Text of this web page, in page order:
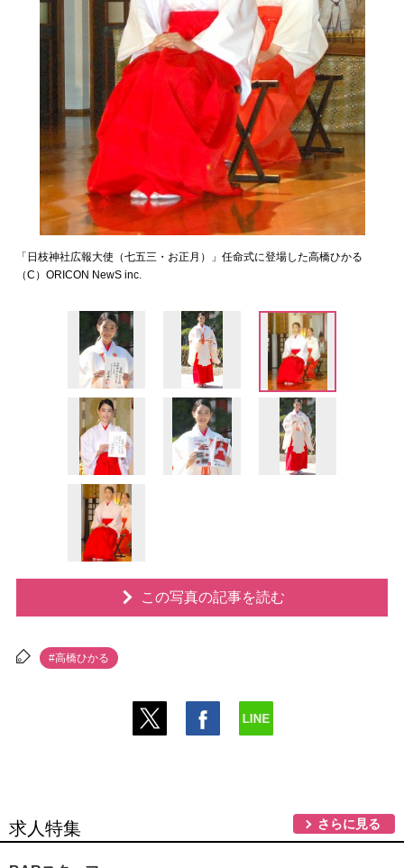
「日枝神社広報大使（七五三・お正月）」任命式に登場した高橋ひかる
（C）ORICON NewS inc.
この写真の記事を読む
#高橋ひかる
求人特集 さらに見る